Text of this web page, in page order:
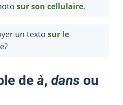
sur son cellulaire.
un texto sur le
de à, dans ou